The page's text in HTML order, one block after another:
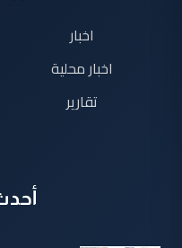
اخبار
اخبار محلية
تقارير